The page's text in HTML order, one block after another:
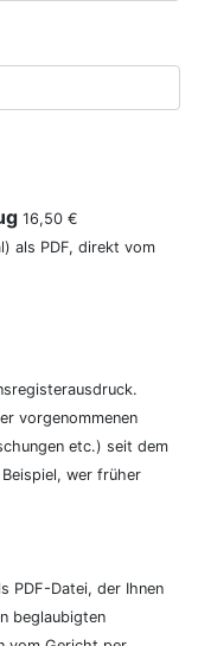
16,50 €
als PDF, direkt vom
vorgenommenen
etc.) seit dem
wer früher
PDF-Datei, der Ihnen
beglaubigten